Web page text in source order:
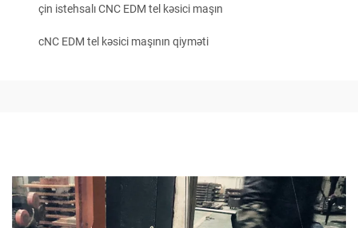
çin istehsalı CNC EDM tel kəsici maşın
cNC EDM tel kəsici maşının qiyməti